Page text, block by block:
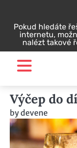
contentPokud hledáte
internetu,
nalézt takové
Výčep do
bydevene